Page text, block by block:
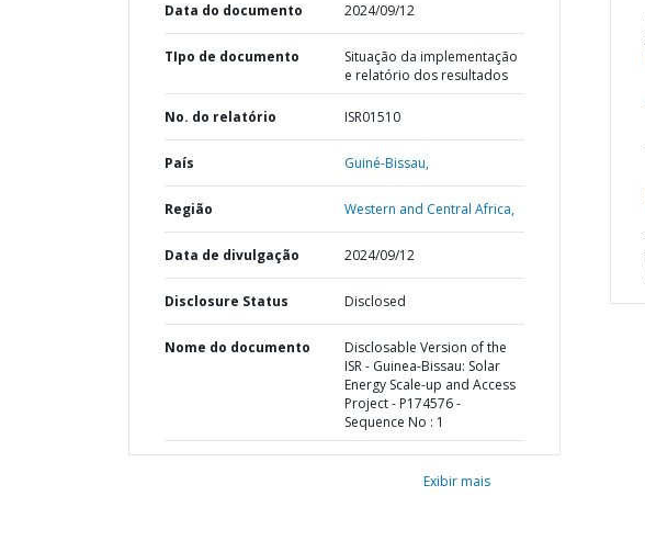
Data do documento 2024/09/12
TIpo de documento
Situação da implementação
e relatório dos resultados
No. do relatório ISR01510
País Guiné-Bissau,
Região Western and Central Africa,
Data de divulgação 2024/09/12
Disclosure Status Disclosed
Nome do documento
Disclosable Version of the
ISR - Guinea-Bissau: Solar
Energy Scale-up and Access
Project - P174576 -
Sequence No : 1
Exibir mais